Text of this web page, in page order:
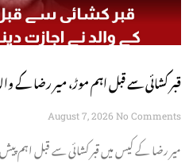
قبر کشائی سے قبل اہم موڑ، میر رضا کے
August 7, 2026 No Comments
میر رضا کے کیس میں قبر کشائی سے قبل اہم